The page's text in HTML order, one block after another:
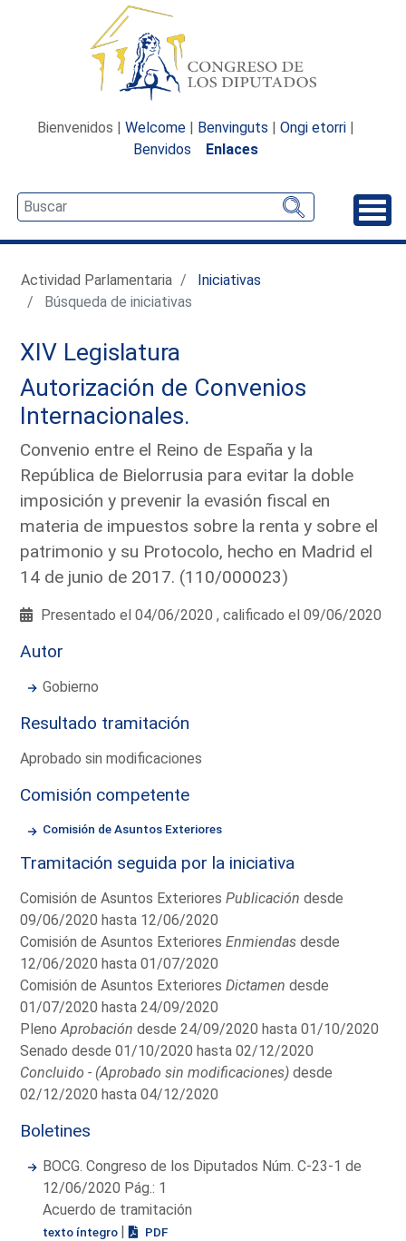
Bienvenidos | Welcome | Benvinguts | Ongi etorri |
Benvidos
Enlaces
Actividad Parlamentaria
Iniciativas
Búsqueda de iniciativas
XIV Legislatura
Autorización de Convenios
Internacionales.
Convenio entre el Reino de España y la
República de Bielorrusia para evitar la doble
imposición y prevenir la evasión fiscal en
materia de impuestos sobre la renta y sobre el
patrimonio y su Protocolo, hecho en Madrid el
14 de junio de 2017. (110/000023)
Presentado el 04/06/2020 , calificado el 09/06/2020
Autor
Gobierno
Resultado tramitación
Aprobado sin modificaciones
Comisión competente
Comisión de Asuntos Exteriores
Tramitación seguida por la iniciativa
Comisión de Asuntos ExterioresPublicación desde
09/06/2020 hasta 12/06/2020
Comisión de Asuntos ExterioresEnmiendas desde
12/06/2020 hasta 01/07/2020
Comisión de Asuntos ExterioresDictamen desde
01/07/2020 hasta 24/09/2020
PlenoAprobación desde 24/09/2020 hasta 01/10/2020
Senado desde 01/10/2020 hasta 02/12/2020
Concluido - (Aprobado sin modificaciones) desde
02/12/2020 hasta 04/12/2020
Boletines
BOCG. Congreso de los Diputados Núm. C-23-1 de
12/06/2020 Pág.: 1
Acuerdo de tramitación
texto íntegro | PDF